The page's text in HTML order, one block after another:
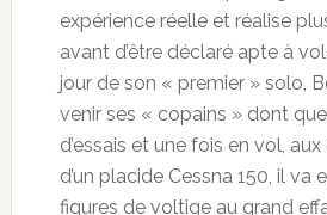
expérience réelle et réalise
avant d’être déclaré apte à
jour de son « premier » solo,
venir ses « copains » dont
d’essais et une fois en vol,
d’un placide Cessna 150, il va
figures de voltige au grand